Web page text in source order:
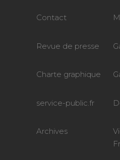
Contact
Revue de presse
Charte graphique
service-public.fr
Archives